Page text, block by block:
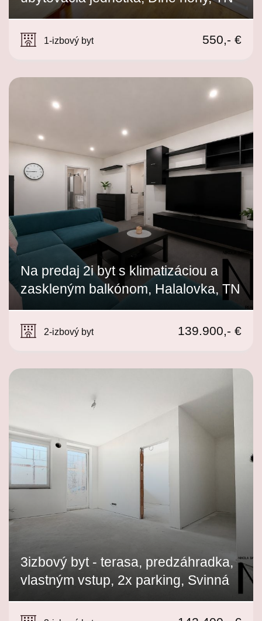
1-izbový byt
550,- €
Na predaj 2i byt s klimatizáciou a
zaskleným balkónom, Halalovka, TN
2-izbový byt
139.900,- €
3izbový byt - terasa, predzáhradka,
vlastným vstup, 2x parking, Svinná